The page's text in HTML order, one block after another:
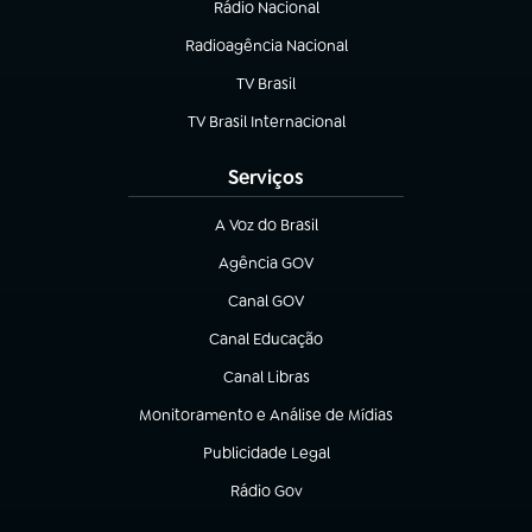
Rádio Nacional
Radioagência Nacional
(abre em nova aba)
TV Brasil
(abre em nova aba)
TV Brasil Internacional
(abre em nova aba)
Serviços
A Voz do Brasil
(abre em nova aba)
Agência GOV
(abre em nova aba)
Canal GOV
(abre em nova aba)
Canal Educação
(abre em nova aba)
Canal Libras
(abre em nova aba)
Monitoramento e Análise de Mídias
(abre em nova aba)
Publicidade Legal
(abre em nova aba)
Rádio Gov
(abre em nova aba)